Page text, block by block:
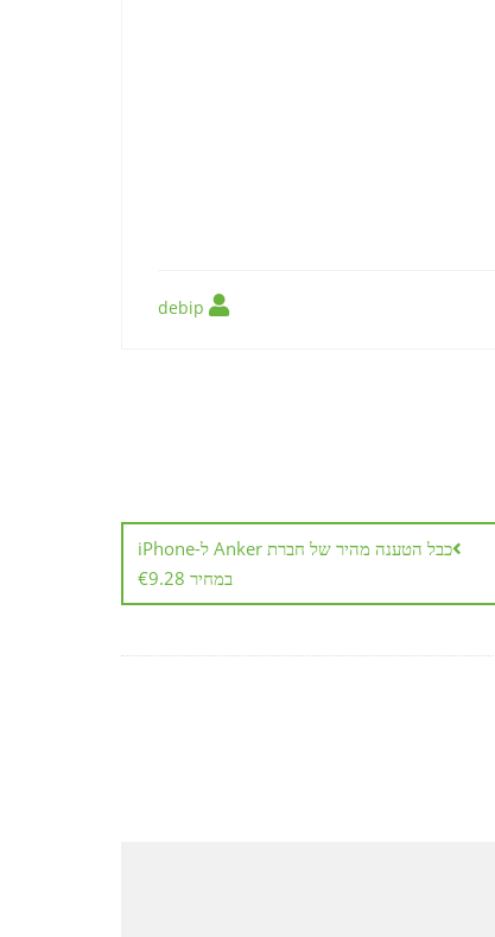
כבל הטענה מהיר של חברת Anker ל-iPhone
במחיר €9.28